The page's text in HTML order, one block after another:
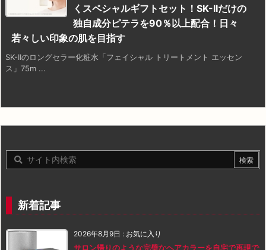
くスペシャルギフトセット！SK-IIだけの
独自成分ピテラを90％以上配合！日々
若々しい印象の肌を目指す
SK-IIのロングセラー化粧水「フェイシャル トリートメント エッセン
ス」75m ...
新着記事
2026年8月9日 : お気に入り
サロン帰りのような完璧なヘアカラーを自宅で再現で